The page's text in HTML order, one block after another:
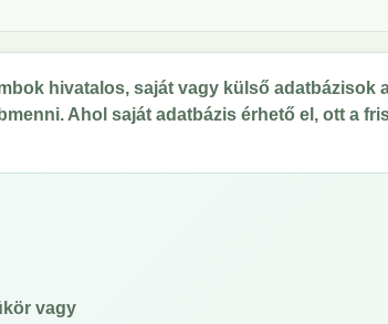
hivatalos, saját vagy külső adatbázisok
Ahol saját adatbázis érhető el, ott a
vagy